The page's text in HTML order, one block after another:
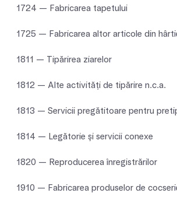
1724 — Fabricarea tapetului
1725 — Fabricarea altor articole din
1811 — Tipărirea ziarelor
1812 — Alte activităţi de tipărire n.c.a.
1813 — Servicii pregătitoare pentru
1814 — Legătorie şi servicii conexe
1820 — Reproducerea înregistrărilor
1910 — Fabricarea produselor de